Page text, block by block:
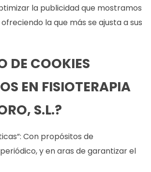
la publicidad que mostramos
ofreciendo la que más se ajusta a sus
DE COOKIES
EN FISIOTERAPIA
S.L.?
Con propósitos de
y en aras de garantizar el